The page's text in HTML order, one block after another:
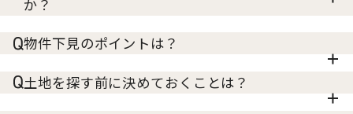
か？
物件下見のポイントは？
土地を探す前に決めておくことは？